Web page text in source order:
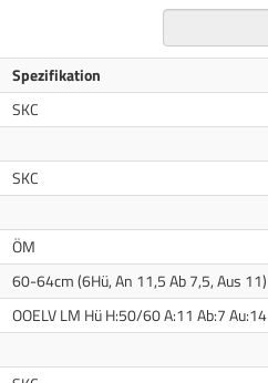
Spezifikation
SKC
SKC
ÖM
60-64cm (6Hü, An 11,5 Ab 7,5, Aus 11)
OOELV LM Hü H:50/60 A:11 Ab:7 Au:14